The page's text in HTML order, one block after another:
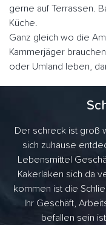
gerne auf Terrassen.
Küche.
Ganz gleich wo die
Kammerjäger
oder Umland leben,
Der schreck ist groß
sich zuhause
Lebensmittel
Kakerlaken sich da
kommen ist die
Ihr Geschäft,
befallen sein